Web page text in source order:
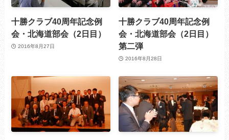
十勝クラブ40周年記念例
会・北海道部会（2日目）
2016年8月27日
十勝クラブ40周年記念例
会・北海道部会（2日目）
第二弾
2016年8月28日